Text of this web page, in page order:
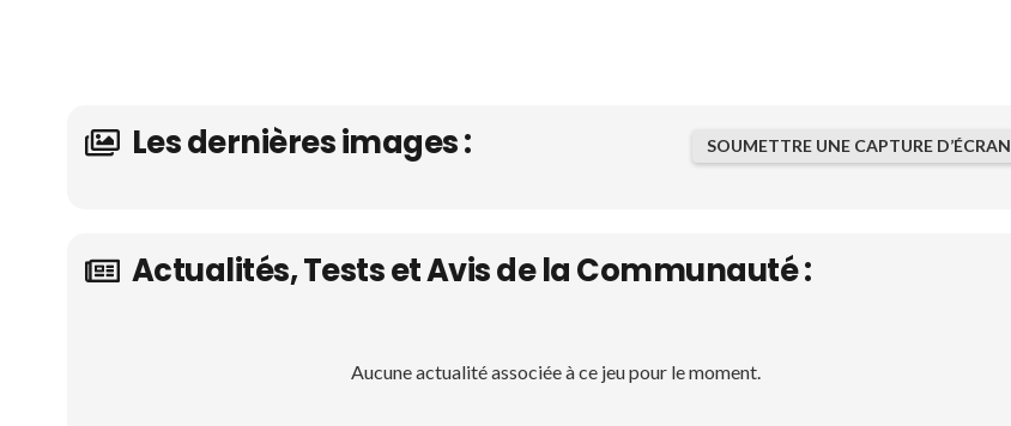
Les dernières images : SOUMETTRE UNE CAPTURE D’ÉCRAN
Actualités, Tests et Avis de la Communauté :
Aucune actualité associée à ce jeu pour le moment.